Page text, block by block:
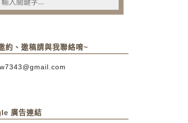
約、邀稿請與我聯絡唷~
廣告連結